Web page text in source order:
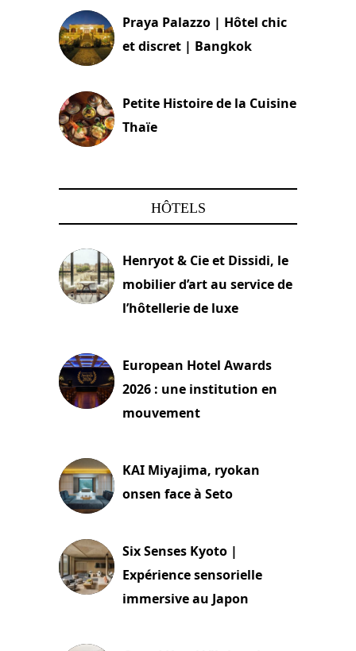
Praya Palazzo | Hôtel chic
et discret | Bangkok
Petite Histoire de la Cuisine
Thaïe
HÔTELS
Henryot & Cie et Dissidi, le
mobilier d’art au service de
l’hôtellerie de luxe
European Hotel Awards
2026 : une institution en
mouvement
KAI Miyajima, ryokan
onsen face à Seto
Six Senses Kyoto |
Expérience sensorielle
immersive au Japon